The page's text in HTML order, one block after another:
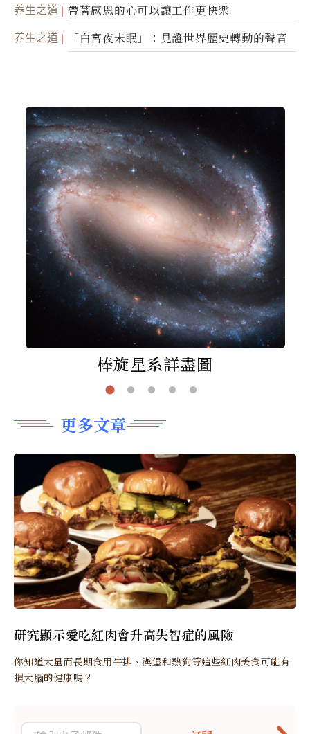
养生之道 帶著感恩的心可以讓工作更快樂
养生之道 「白宮夜未眠」：見證世界歷史轉動的聲音
棒旋星系詳盡圖
更多文章
研究顯示愛吃紅肉會升高失智症的風險
你知道大量而長期食用牛排、漢堡和熱狗等這些紅肉美食可能有
損大腦的健康嗎？